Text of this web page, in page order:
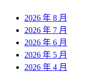
2026 年 8 月
2026 年 7 月
2026 年 6 月
2026 年 5 月
2026 年 4 月